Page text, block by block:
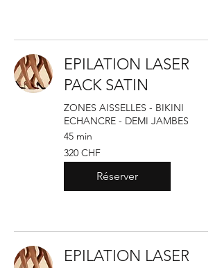
EPILATION LASER
PACK SATIN
ZONES AISSELLES - BIKINI
ECHANCRE - DEMI JAMBES
45 min
320
francs
suisses
320 CHF
Réserver
EPILATION LASER